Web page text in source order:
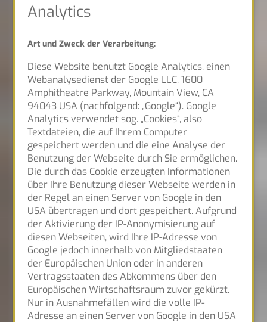
Analytics
Art und Zweck der Verarbeitung:
Diese Website benutzt Google Analytics, einen
Webanalysedienst der Google LLC, 1600
Amphitheatre Parkway, Mountain View, CA
94043 USA (nachfolgend: „Google“). Google
Analytics verwendet sog. „Cookies“, also
Textdateien, die auf Ihrem Computer
gespeichert werden und die eine Analyse der
Benutzung der Webseite durch Sie ermöglichen.
Die durch das Cookie erzeugten Informationen
über Ihre Benutzung dieser Webseite werden in
der Regel an einen Server von Google in den
USA übertragen und dort gespeichert. Aufgrund
der Aktivierung der IP-Anonymisierung auf
diesen Webseiten, wird Ihre IP-Adresse von
Google jedoch innerhalb von Mitgliedstaaten
der Europäischen Union oder in anderen
Vertragsstaaten des Abkommens über den
Europäischen Wirtschaftsraum zuvor gekürzt.
Nur in Ausnahmefällen wird die volle IP-
Adresse an einen Server von Google in den USA